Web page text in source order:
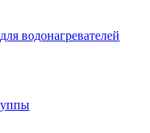
водонагревателей